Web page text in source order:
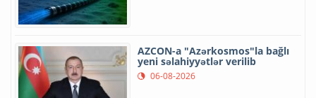
AZCON-a "Azərkosmos"la bağlı
yeni səlahiyyətlər verilib
06-08-2026